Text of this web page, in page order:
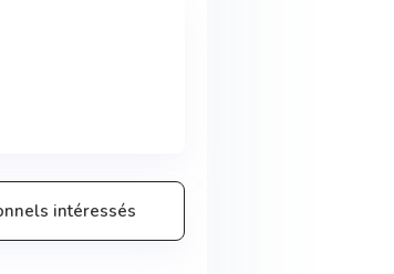
intéressés